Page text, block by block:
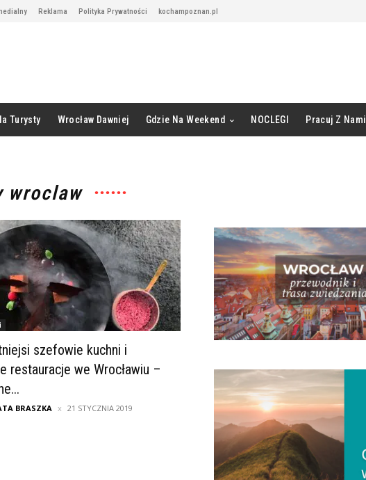
Reklama Polityka Prywatności kochampoznan.pl
Turysty Wrocław Dawniej Gdzie Na Weekend NOCLEGI Pracuj Z Nami
wroclaw
szefowie kuchni i
restauracje we Wrocławiu –
BRASZKA 21 STYCZNIA 2019